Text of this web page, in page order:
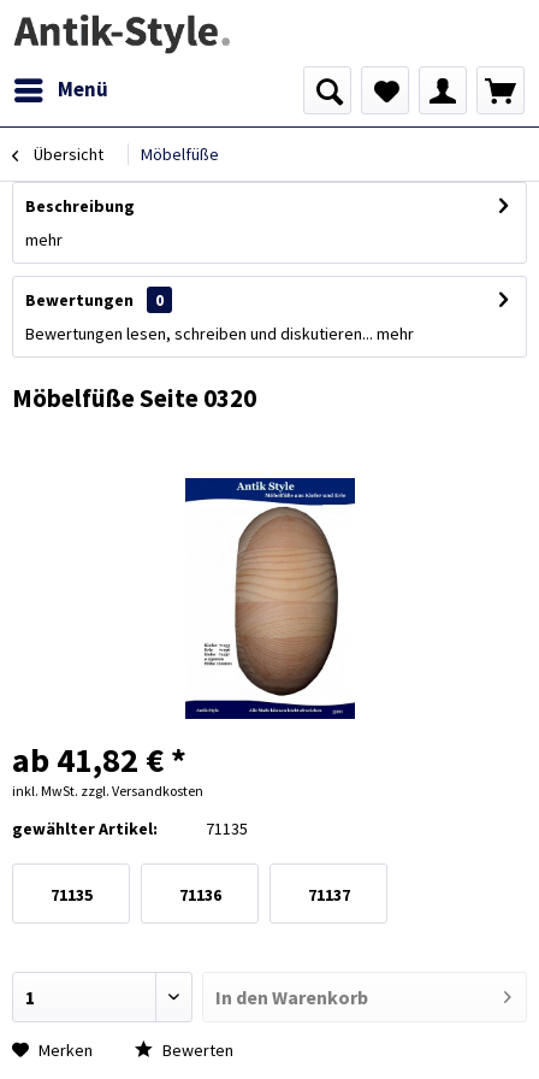
Menü
Übersicht Möbelfüße
Beschreibung
mehr
Bewertungen
0
Bewertungen lesen, schreiben und diskutieren... mehr
Möbelfüße Seite 0320
ab 41,82 € *
inkl. MwSt. zzgl. Versandkosten
gewählter Artikel: 71135
71135 71136 71137
In den Warenkorb
Merken Bewerten